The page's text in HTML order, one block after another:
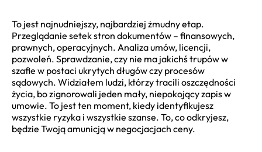
To jest najnudniejszy, najbardziej żmudny etap.
Przeglądanie setek stron dokumentów – finansowych,
prawnych, operacyjnych. Analiza umów, licencji,
pozwoleń. Sprawdzanie, czy nie ma jakichś trupów w
szafie w postaci ukrytych długów czy procesów
sądowych. Widziałem ludzi, którzy tracili oszczędności
życia, bo zignorowali jeden mały, niepokojący zapis w
umowie. To jest ten moment, kiedy identyfikujesz
wszystkie ryzyka i wszystkie szanse. To, co odkryjesz,
będzie Twoją amunicją w negocjacjach ceny.